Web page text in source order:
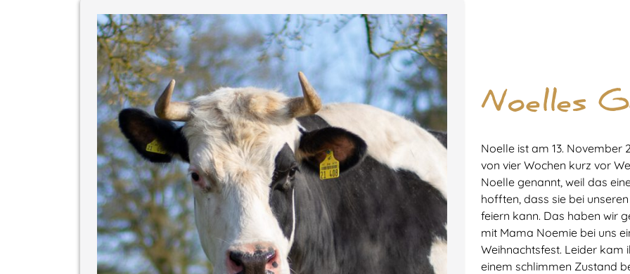
Noelles
Noelle ist am 13. November
von vier Wochen kurz vor
Noelle genannt, weil das
hofften, dass sie bei
feiern kann. Das haben wir
mit Mama Noemie bei uns
Weihnachtsfest. Leider kam
einem schlimmen Zustand